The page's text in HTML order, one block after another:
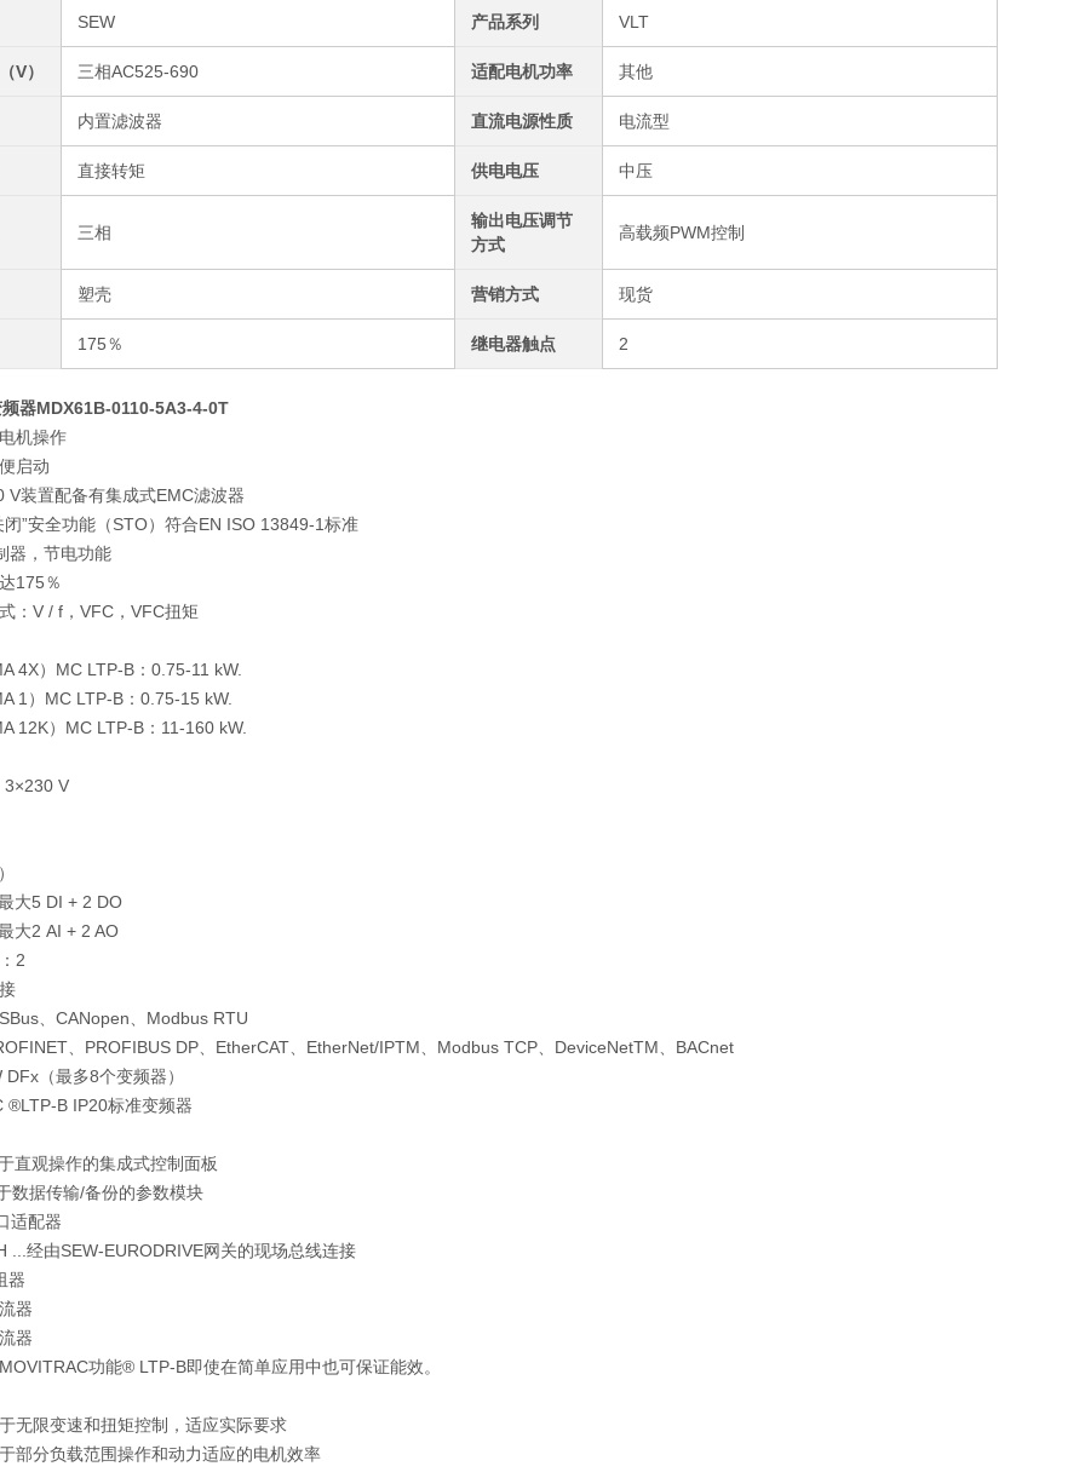
SEW 产品系列 VLT
V） 三相AC525-690 适配电机功率 其他
内置滤波器 直流电源性质 电流型
直接转矩 供电电压 中压
三相
输出电压调节
方式
高载频PWM控制
塑壳 营销方式 现货
175％ 继电器触点 2
器MDX61B-0110-5A3-4-0T
机操作
启动
V装置配备有集成式EMC滤波器
闭”安全功能（STO）符合EN ISO 13849-1标准
器，节电功能
175％
：V / f，VFC，VFC扭矩
4X）MC LTP-B：0.75-11 kW.
1）MC LTP-B：0.75-15 kW.
12K）MC LTP-B：11-160 kW.
3×230 V
大5 DI + 2 DO
大2 AI + 2 AO
2
、CANopen、Modbus RTU
、PROFIBUS DP、EtherCAT、EtherNet/IPTM、Modbus TCP、DeviceNetTM、BACnet
DFx（最多8个变频器）
®LTP-B IP20标准变频器
直观操作的集成式控制面板
数据传输/备份的参数模块
适配器
...经由SEW-EURODRIVE网关的现场总线连接
器
器
器
功能® LTP-B即使在简单应用中也可保证能效。
无限变速和扭矩控制，适应实际要求
部分负载范围操作和动力适应的电机效率